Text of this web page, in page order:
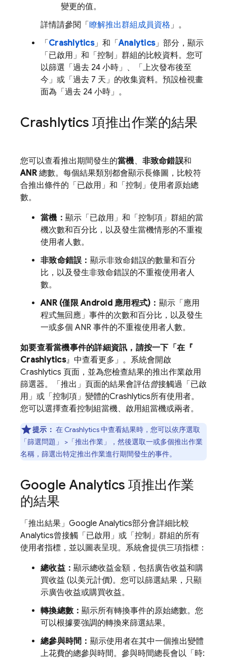
變更的值。
詳情請參閱「 瞭解推出群組成員資格」。
「 Crashlytics」和「Analytics」部分，顯示
「已啟用」和「控制」群組的比較資料。您可
以篩選「過去 24 小時」 、「上次發布後至
今」 或「過去 7 天」 的收集資料。預設檢視畫
面為「過去 24 小時」。
Crashlytics 項推出作業的結果
您可以查看推出期間發生的當機、 非致命錯誤和
ANR總數。每個結果類別都會顯示長條圖，比較符
合推出條件的「已啟用」 和「控制」 使用者原始總
數。
當機： 顯示「已啟用」和「控制項」群組的當
機次數和百分比，以及發生當機情形的不重複
使用者人數。
非致命錯誤： 顯示非致命錯誤的數量和百分
比，以及發生非致命錯誤的不重複使用者人
數。
ANR (僅限 Android 應用程式)： 顯示「應用
程式無回應」事件的次數和百分比，以及發生
一或多個 ANR 事件的不重複使用者人數。
如要查看當機事件的詳細資訊，請按一下「在『
Crashlytics』中查看更多」。系統會開啟
Crashlytics 頁面，並為您檢查結果的推出作業啟用
篩選器。「推出」頁面的結果會評估曾接觸過「已啟
用」或「控制項」 變體的Crashlytics所有使用者。
您可以選擇查看控制組當機、啟用組當機或兩者。
提示： 在 Crashlytics中查看結果時，您可以依序選取
「篩選問題」
>「推出作業」
，然後選取一或多個推出作業
名稱，篩選出特定推出作業進行期間發生的事件。
Google Analytics 項推出作業
的結果
「推出結果」 Google Analytics部分會詳細比較
Analytics曾接觸「已啟用」或「控制」群組的所有
使用者指標，並以圖表呈現。系統會提供三項指標：
總收益： 顯示總收益金額，包括廣告收益和購
買收益 (以美元計價)。您可以篩選結果，只顯
示廣告收益或購買收益。
轉換總數：顯示所有轉換事件的原始總數。您
可以根據要強調的轉換來篩選結果。
總參與時間： 顯示使用者在其中一個推出變體
上花費的總參與時間。參與時間總長會以「時: